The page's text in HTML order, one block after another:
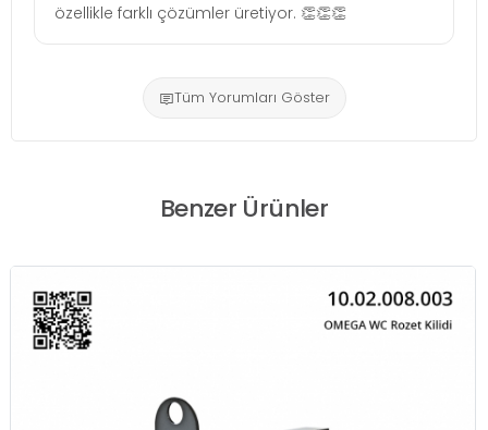
özellikle farklı çözümler üretiyor. 👏👏👏
Tüm Yorumları Göster
Benzer Ürünler